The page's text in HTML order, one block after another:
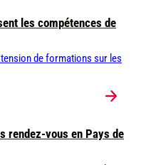
les compétences de
de formations sur les
rendez-vous en Pays de